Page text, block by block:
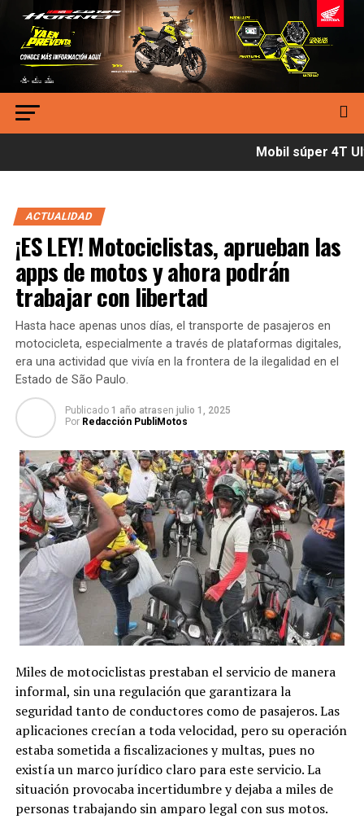
Mobil súper 4T
ACTUALIDAD
¡ES LEY! Motociclistas, aprueban las
apps de motos y ahora podrán
trabajar con libertad
Hasta hace apenas unos días, el transporte de pasajeros en
motocicleta, especialmente a través de plataformas digitales,
era una actividad que vivía en la frontera de la ilegalidad en el
Estado de São Paulo.
Publicado 1 año atrasen julio 1, 2025
Por Redacción PubliMotos
Miles de motociclistas prestaban el servicio de manera
informal, sin una regulación que garantizara la
seguridad tanto de conductores como de pasajeros. Las
aplicaciones crecían a toda velocidad, pero su operación
estaba sometida a fiscalizaciones y multas, pues no
existía un marco jurídico claro para este servicio. La
situación provocaba incertidumbre y dejaba a miles de
personas trabajando sin amparo legal con sus motos.